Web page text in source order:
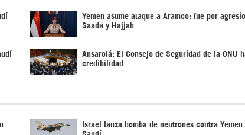
Yemen asume ataque a Aramco: fue por
Saada y Hajjah
Ansarolá: El Consejo de Seguridad de la ONU
credibilidad
Israel lanza bomba de neutrones contra Yemen
Saudí